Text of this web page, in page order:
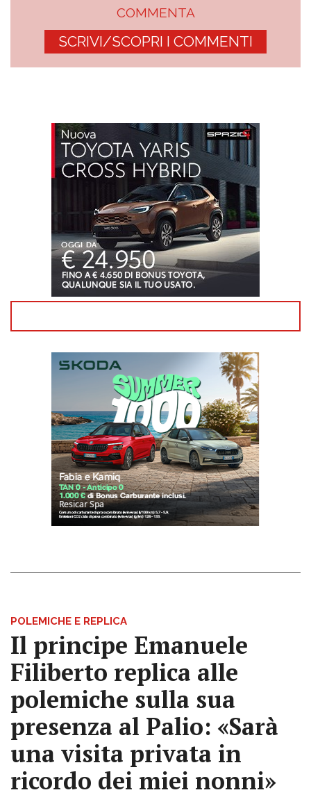
COMMENTA
SCRIVI/SCOPRI I COMMENTI
POLEMICHE E REPLICA
Il principe Emanuele
Filiberto replica alle
polemiche sulla sua
presenza al Palio: «Sarà
una visita privata in
ricordo dei miei nonni»